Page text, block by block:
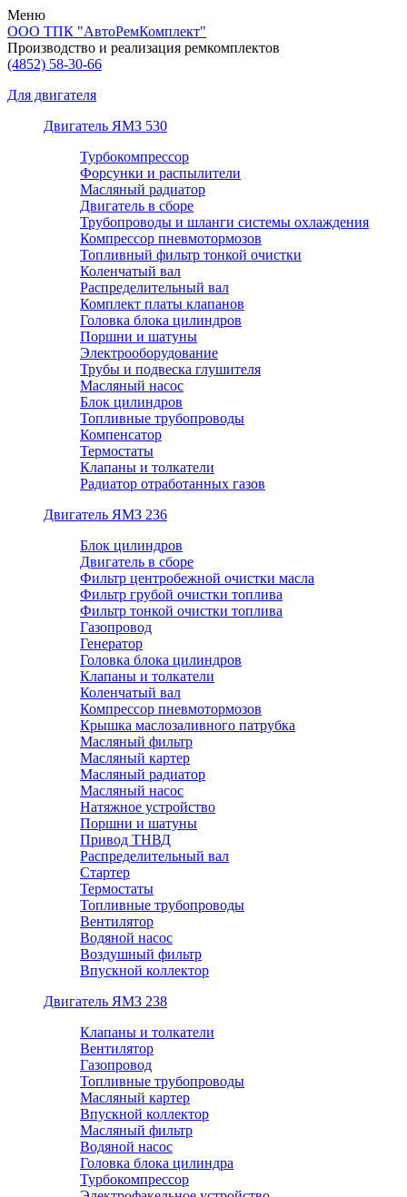
Меню
ООО ТПК "АвтоРемКомплект"
Производство и реализация ремкомплектов
(4852) 58-30-66
Для двигателя
Двигатель ЯМЗ 530
Турбокомпрессор
Форсунки и распылители
Масляный радиатор
Двигатель в сборе
Трубопроводы и шланги системы охлаждения
Компрессор пневмотормозов
Топливный фильтр тонкой очистки
Коленчатый вал
Распределительный вал
Комплект платы клапанов
Головка блока цилиндров
Поршни и шатуны
Электрооборудование
Трубы и подвеска глушителя
Масляный насос
Блок цилиндров
Топливные трубопроводы
Компенсатор
Термостаты
Клапаны и толкатели
Радиатор отработанных газов
Двигатель ЯМЗ 236
Блок цилиндров
Двигатель в сборе
Фильтр центробежной очистки масла
Фильтр грубой очистки топлива
Фильтр тонкой очистки топлива
Газопровод
Генератор
Головка блока цилиндров
Клапаны и толкатели
Коленчатый вал
Компрессор пневмотормозов
Крышка маслозаливного патрубка
Масляный фильтр
Масляный картер
Масляный радиатор
Масляный насос
Натяжное устройство
Поршни и шатуны
Привод ТНВД
Распределительный вал
Стартер
Термостаты
Топливные трубопроводы
Вентилятор
Водяной насос
Воздушный фильтр
Впускной коллектор
Двигатель ЯМЗ 238
Клапаны и толкатели
Вентилятор
Газопровод
Топливные трубопроводы
Масляный картер
Впускной коллектор
Масляный фильтр
Водяной насос
Головка блока цилиндра
Турбокомпрессор